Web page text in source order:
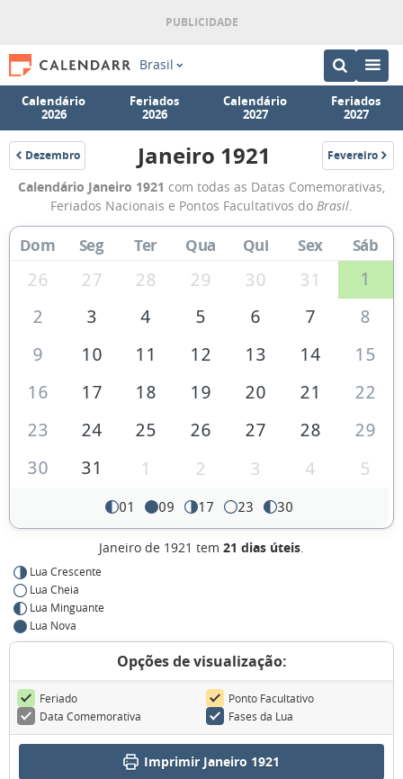
Brasil
Calendário
2026
Feriados
2026
Calendário
2027
Feriados
2027
Dezembro
1920
Calendário
de
Janeiro
de
1921
Janeiro 1921 Fevereiro
1921
Calendário Janeiro 1921 com todas as Datas Comemorativas,
Feriados Nacionais e Pontos Facultativos do Brasil.
Dom Seg Ter Qua Qui Sex Sáb
26 27 28 29 30 31
1
2
3 4 5 6 7
8
9
10 11 12 13 14
15
16
17 18 19 20 21
22
23
24 25 26 27 28
29
30
31 1 2 3 4 5
01 09 17 23 30
Janeiro de 1921 tem 21 dias úteis.
Lua Crescente
Lua Cheia
Lua Minguante
Lua Nova
Opções de visualização:
Feriado
Ponto Facultativo
Data Comemorativa
Fases da Lua
Imprimir Janeiro 1921